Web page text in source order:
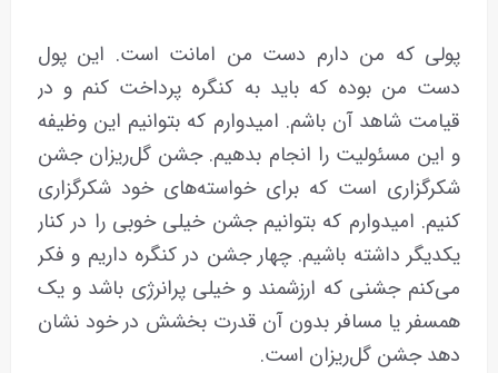
پولی که من دارم دست من امانت است. این پول
دست من بوده که باید به کنگره پرداخت کنم و در
قیامت شاهد آن باشم. امیدوارم که بتوانیم این وظیفه
و این مسئولیت را انجام بدهیم. جشن گل‌ریزان جشن
شکرگزاری است که برای خواسته‌های خود شکرگزاری
کنیم. امیدوارم که بتوانیم جشن خیلی خوبی را در کنار
یکدیگر داشته باشیم. چهار جشن در کنگره‌ داریم و فکر
می‌کنم جشنی که ارزشمند و خیلی پرانرژی باشد و یک
همسفر یا مسافر بدون آن قدرت بخشش در خود نشان
دهد جشن گل‌ریزان است.